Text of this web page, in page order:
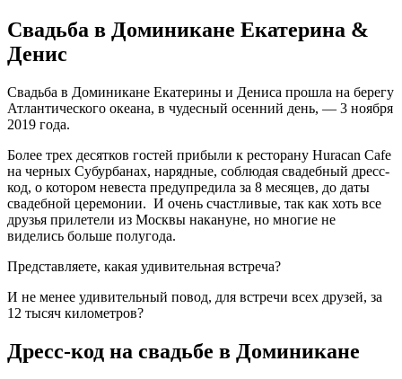
Свадьба в Доминикане Екатерина &
Денис
Свадьба в Доминикане Екатерины и Дениса прошла на берегу
Атлантического океана, в чудесный осенний день, — 3 ноября
2019 года.
Более трех десятков гостей прибыли к ресторану Huracan Cafe
на черных Субурбанах, нарядные, соблюдая свадебный дресс-
код, о котором невеста предупредила за 8 месяцев, до даты
свадебной церемонии. И очень счастливые, так как хоть все
друзья прилетели из Москвы накануне, но многие не
виделись больше полугода.
Представляете, какая удивительная встреча?
И не менее удивительный повод, для встречи всех друзей, за
12 тысяч километров?
Дресс-код на свадьбе в Доминикане